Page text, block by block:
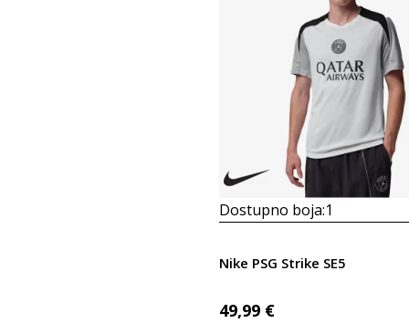
Dostupno boja:1
Nike PSG Strike SE5
49,99 €